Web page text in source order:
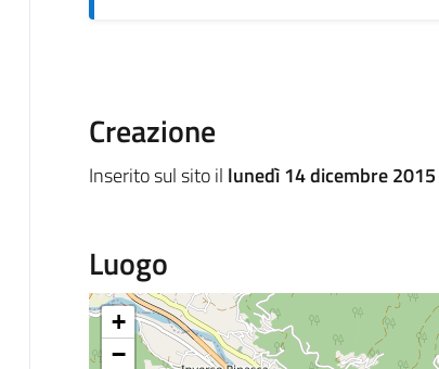
Creazione
Inserito sul sito il lunedì 14 dicembre 2015
Luogo
+
−